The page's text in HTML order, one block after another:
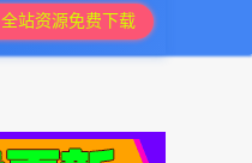
全站资源免费下载